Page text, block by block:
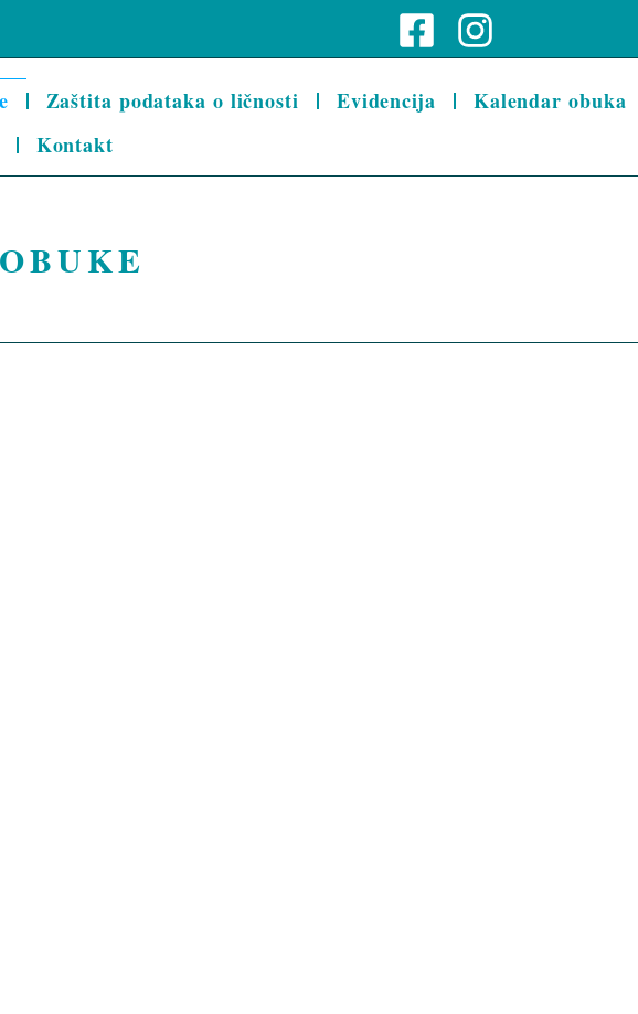
Zaštita podataka o ličnosti Evidencija
Kalendar obuka
Kontakt